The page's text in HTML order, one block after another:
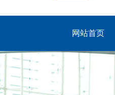
网站首页